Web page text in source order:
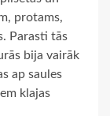
protams,
Parasti tās
bija vairāk
ap saules
klajas